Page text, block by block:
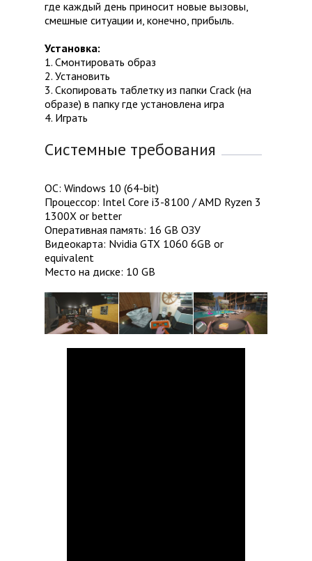
где каждый день приносит новые вызовы,
смешные ситуации и, конечно, прибыль.
Установка:
1. Смонтировать образ
2. Установить
3. Скопировать таблетку из папки Crack (на
образе) в папку где установлена игра
4. Играть
Системные требования
ОС: Windows 10 (64-bit)
Процессор: Intel Core i3-8100 / AMD Ryzen 3
1300X or better
Оперативная память: 16 GB ОЗУ
Видеокарта: Nvidia GTX 1060 6GB or
equivalent
Место на диске: 10 GB